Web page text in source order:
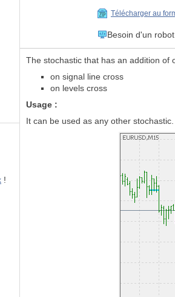
!
Télécharger au
Besoin d'un
The stochastic that has an addition of
on signal line cross
on levels cross
Usage :
It can be used as any other stochastic.